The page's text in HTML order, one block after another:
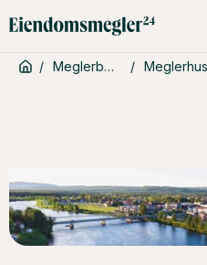
/ Meglerbyråer /